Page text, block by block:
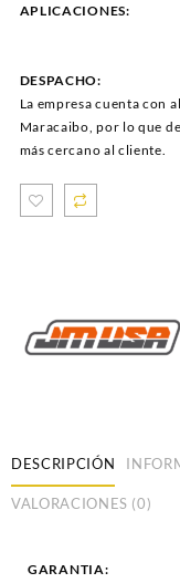
APLICACIONES:
DESPACHO:
La empresa cuenta con
Maracaibo, por lo que
más cercano al cliente.
DESCRIPCIÓN
VALORACIONES (0)
GARANTIA: